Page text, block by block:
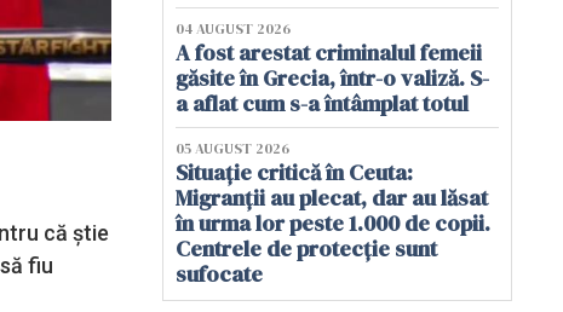
că știe
fiu
04 AUGUST 2026
A fost arestat criminalul femeii
găsite în Grecia, într-o valiză. S-
a aflat cum s-a întâmplat totul
05 AUGUST 2026
Situație critică în Ceuta:
Migranții au plecat, dar au lăsat
în urma lor peste 1.000 de copii.
Centrele de protecție sunt
sufocate